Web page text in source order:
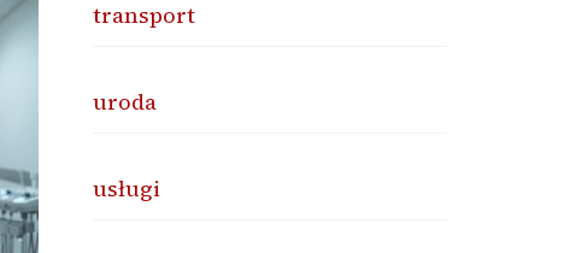
transport
uroda
usługi